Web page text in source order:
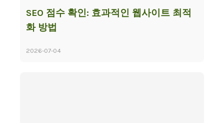
SEO 점수 확인: 효과적인 웹사이트 최적
화 방법
2026-07-04